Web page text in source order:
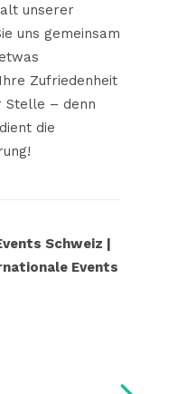
unserer
uns gemeinsam
Zufriedenheit
Stelle – denn
die
Schweiz |
Events